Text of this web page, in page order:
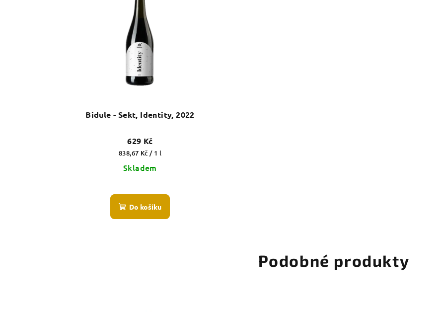
Bidule - Sekt, Identity, 2022
629 Kč
Měrná
cena:
838,67 Kč / 1 l
Skladem
Do košíku
Podobné produkty